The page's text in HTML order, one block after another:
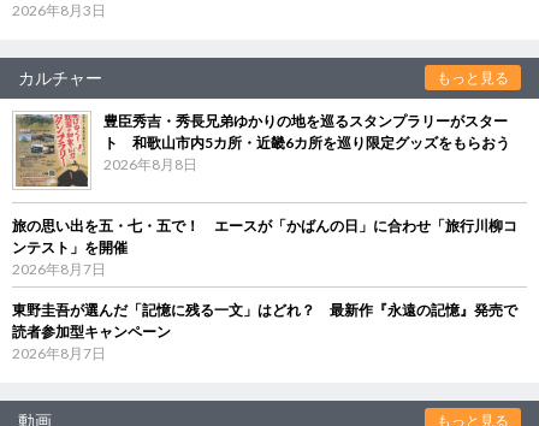
2026年8月3日
カルチャー もっと見る
豊臣秀吉・秀長兄弟ゆかりの地を巡るスタンプラリーがスター
ト 和歌山市内5カ所・近畿6カ所を巡り限定グッズをもらおう
2026年8月8日
旅の思い出を五・七・五で！ エースが「かばんの日」に合わせ「旅行川柳コ
ンテスト」を開催
2026年8月7日
東野圭吾が選んだ「記憶に残る一文」はどれ？ 最新作『永遠の記憶』発売で
読者参加型キャンペーン
2026年8月7日
動画 もっと見る